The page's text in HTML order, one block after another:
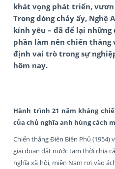
khát vọng phát triển,
Trong dòng chảy ấy, Nghệ
kính yêu – đã để lại những
phần làm nên chiến thắng
định vai trò trong sự
hôm nay.
Hành trình 21 năm kháng
của chủ nghĩa anh hùng cách
Chiến thắng Điện Biên Phủ (1954)
giai đoạn đất nước tạm thời chia
nghĩa xã hội, miền Nam rơi vào